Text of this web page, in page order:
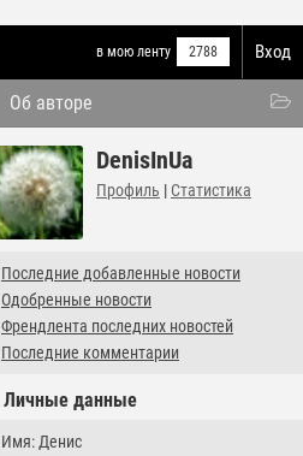
Вход
в мою ленту 2788
Об авторе
DenisInUa
Профиль | Статистика
Последние добавленные новости
Одобренные новости
Френдлента последних новостей
Последние комментарии
Личные данные
Имя: Денис